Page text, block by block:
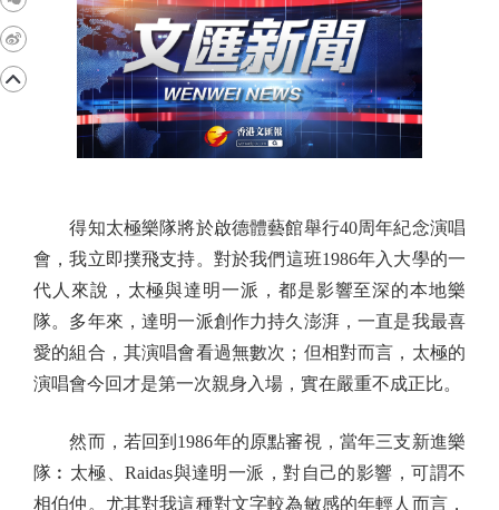
得知太極樂隊將於啟德體藝館舉行40周年紀念演唱
會，我立即撲飛支持。對於我們這班1986年入大學的一
代人來說，太極與達明一派，都是影響至深的本地樂
隊。多年來，達明一派創作力持久澎湃，一直是我最喜
愛的組合，其演唱會看過無數次；但相對而言，太極的
演唱會今回才是第一次親身入場，實在嚴重不成正比。
然而，若回到1986年的原點審視，當年三支新進樂
隊︰太極、Raidas與達明一派，對自己的影響，可謂不
相伯仲。尤其對我這種對文字較為敏感的年輕人而言，